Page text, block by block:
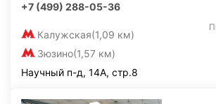
+7 (499) 288-05-36
Калужская(1,09 км)
Зюзино(1,57 км)
Научный п-д, 14А, стр.8